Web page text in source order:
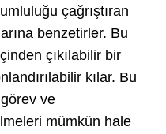
çağrıştıran
benzetirler. Bu
çıkılabilir bir
kılar. Bu
ve
mümkün hale